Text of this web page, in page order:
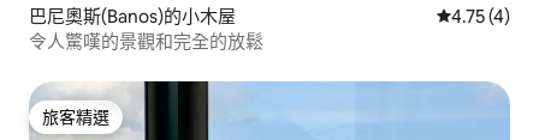
巴尼奧斯(Banos)的小木屋 從 4 則評價
4.75 (4)
令人驚嘆的景觀和完全的放鬆
旅客精選
旅客精選